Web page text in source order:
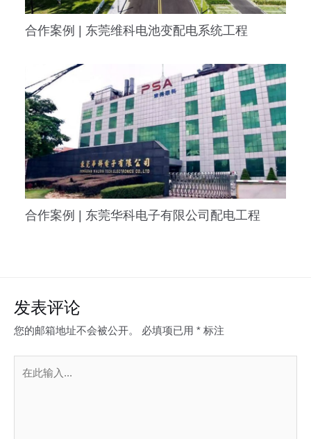
合作案例 | 东莞维科电池变配电系统工程
合作案例 | 东莞华科电子有限公司配电工程
发表评论
您的邮箱地址不会被公开。 必填项已用 * 标注